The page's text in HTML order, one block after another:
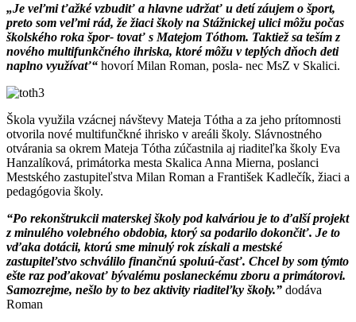
„Je veľmi ťažké vzbudiť a hlavne udržať u detí záujem o šport,
preto som veľmi rád, že žiaci školy na Stážnickej ulici môžu počas
školského roka špor- tovať s Matejom Tóthom. Taktiež sa teším z
nového multifunkčného ihriska, ktoré môžu v teplých dňoch deti
naplno využívať“ hovorí Milan Roman, posla- nec MsZ v Skalici.
Škola využila vzácnej návštevy Mateja Tótha a za jeho prítomnosti
otvorila nové multifunčkné ihrisko v areáli školy. Slávnostného
otvárania sa okrem Mateja Tótha zúčastnila aj riaditeľka školy Eva
Hanzalíková, primátorka mesta Skalica Anna Mierna, poslanci
Mestského zastupiteľstva Milan Roman a František Kadlečík, žiaci a
pedagógovia školy.
“Po rekonštrukcii materskej školy pod kalváriou je to ďalší projekt
z minulého volebného obdobia, ktorý sa podarilo dokončiť. Je to
vďaka dotácii, ktorú sme minulý rok získali a mestské
zastupiteľstvo schválilo finančnú spoluú-časť. Chcel by som týmto
ešte raz poďakovať bývalému poslaneckému zboru a primátorovi.
Samozrejme, nešlo by to bez aktivity riaditeľky školy.” dodáva
Roman